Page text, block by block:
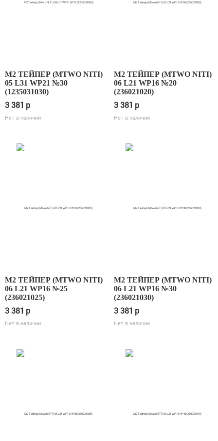
М2 ТЕЙПЕР (MTWO NITI)
05 L31 WP21 №30
(1235031030)
3 381 p
Нет в наличии
М2 ТЕЙПЕР (MTWO NITI)
06 L21 WP16 №20
(236021020)
3 381 p
Нет в наличии
М2 ТЕЙПЕР (MTWO NITI)
06 L21 WP16 №25
(236021025)
3 381 p
Нет в наличии
М2 ТЕЙПЕР (MTWO NITI)
06 L21 WP16 №30
(236021030)
3 381 p
Нет в наличии